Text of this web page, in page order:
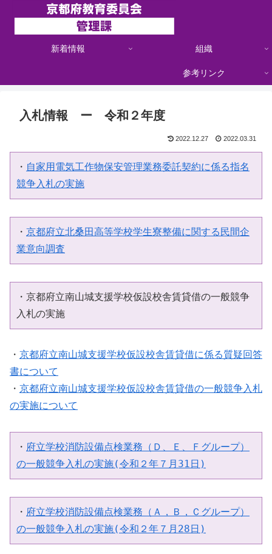
新着情報 組織
参考リンク
入札情報 ー 令和２年度
2022.12.27 2022.03.31
・ 自家用電気工作物保安管理業務委託契約に係る指名
競争入札の実施
・ 京都府立北桑田高等学校学生寮整備に関する民間企
業意向調査
・京都府立南山城支援学校仮設校舎賃貸借の一般競争
入札の実施
・ 京都府立南山城支援学校仮設校舎賃貸借に係る質疑回答
書について
・ 京都府立南山城支援学校仮設校舎賃貸借の一般競争入札
の実施について
・ 府立学校消防設備点検業務（Ｄ、Ｅ、Ｆグループ）
の一般競争入札の実施(令和２年７月31日)
・ 府立学校消防設備点検業務（Ａ，Ｂ，Ｃグループ）
の一般競争入札の実施(令和２年７月28日)